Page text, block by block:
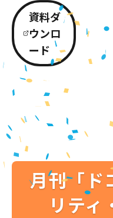
資料ダ
ウンロ
ード
月刊「ド
リティ